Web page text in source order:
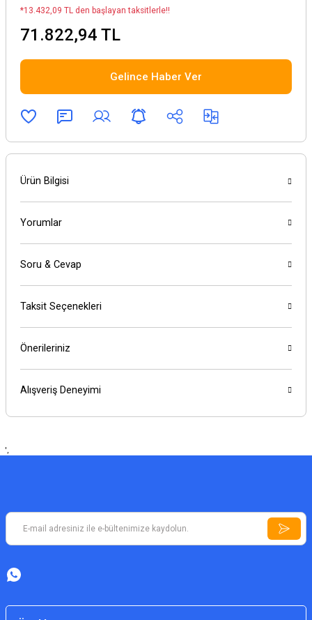
*13.432,09 TL den başlayan taksitlerle!!
71.822,94 TL
Gelince Haber Ver
Ürün Bilgisi
Yorumlar
Soru & Cevap
Taksit Seçenekleri
Önerileriniz
Alışveriş Deneyimi
',